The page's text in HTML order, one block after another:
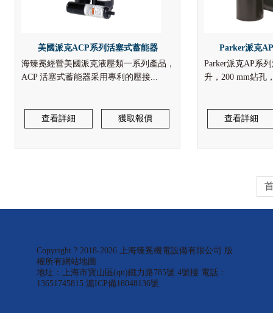
美國派克ACP系列活塞式蓄能器
海臻冕經營美國派克液壓類一系列產品，
ACP 活塞式蓄能器采用專利的壓接...
查看詳細 獲取報價
Parker派克
Parker派克AP系
升，200 mm鉆孔
查看詳細
Copyright ? 2018-2026 上海臻冕機電設備有限公司 版
權所有網站地圖
地址：上海市寶山區(qū)鐵力路785號 4號樓 電話：
13651745815 滬ICP備18048136號